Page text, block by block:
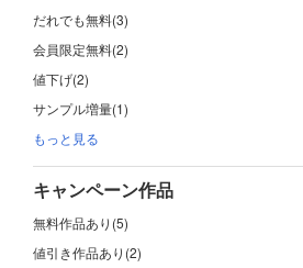
だれでも無料(3)
会員限定無料(2)
値下げ(2)
サンプル増量(1)
もっと見る
キャンペーン作品
無料作品あり(5)
値引き作品あり(2)